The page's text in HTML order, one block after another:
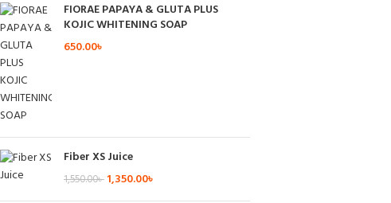
FIORAE PAPAYA & GLUTA PLUS
KOJIC WHITENING SOAP
650.00৳
Fiber XS Juice
1,550.00৳ 1,350.00৳